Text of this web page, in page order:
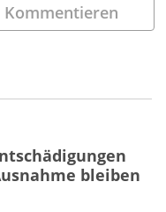
Kommentieren
bleiben